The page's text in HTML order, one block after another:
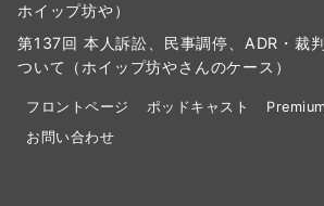
ホイップ坊や）
第137回 本人訴訟、民事調停、ADR・裁
ついて（ホイップ坊やさんのケース）
フロントページ ポッドキャスト
お問い合わせ